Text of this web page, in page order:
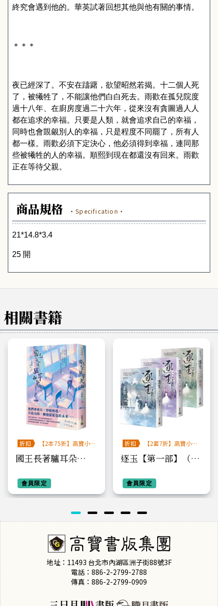
終究會遇到他的。華英試著回想其他與他有關的事情。
＊＊＊
夜已經深了。不安在躊躇，欲望昭然若揭。十二個人死
了，被犧牲了，不能讓他們白白死去。雨歡在孤兒院度
過十八年、在廚房度過二十六年，從來沒有貪圖過人人
都在追求的幸福。只要是人類，就會追求自己的幸福，
同時也會覬覦別人的幸福，只是程度不同罷了，所有人
都一樣。雨歡必須下定決心，他必須得到幸福，連同那
些被犧牲的人的幸福。順熙到現在都還沒有回來。雨歡
正在等待父親。
商品規格 ·Specification·
21*14.8*3.4
25 開
相關書籍
折扣
【2本75折】高寶小
國王長著驢耳朵
會員限定
折扣
【2套7折】高寶小說
逐玉【第一部】（上
玉》電視劇原著小說
會員限定
地址：11493 台北市內湖區洲子街88號3F
電話：886-2-2799-2788
傳真：886-2-2799-0909